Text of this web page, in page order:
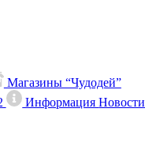
Магазины “Чудодей”
ИнформацияНовости